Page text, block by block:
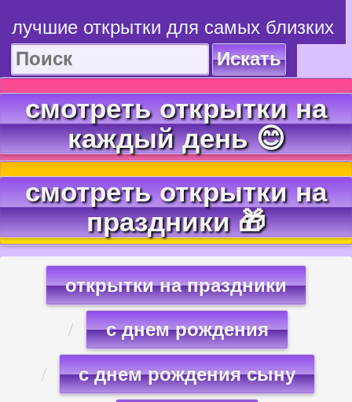
лучшие открытки для самых близких
Искать
смотреть открытки на
каждый день 😊
смотреть открытки на
праздники 🎁
открытки на праздники
с днем рождения
с днем рождения сыну